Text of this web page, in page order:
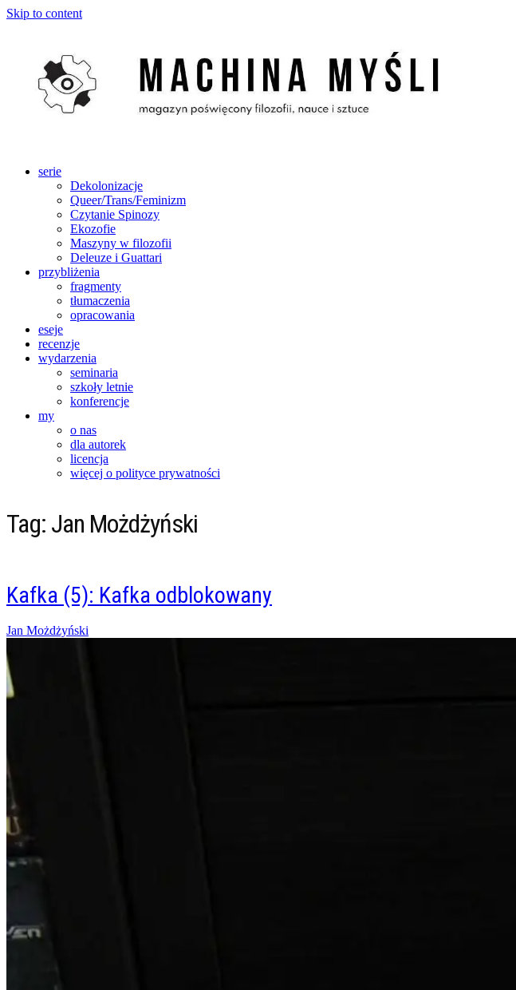
Skip to content
serie
Dekolonizacje
Queer/Trans/Feminizm
Czytanie Spinozy
Ekozofie
Maszyny w filozofii
Deleuze i Guattari
przybliżenia
fragmenty
tłumaczenia
opracowania
eseje
recenzje
wydarzenia
seminaria
szkoły letnie
konferencje
my
o nas
dla autorek
licencja
więcej o polityce prywatności
Tag: Jan Możdżyński
Kafka (5): Kafka odblokowany
Posted
10/12/2017
Jan Możdżyński